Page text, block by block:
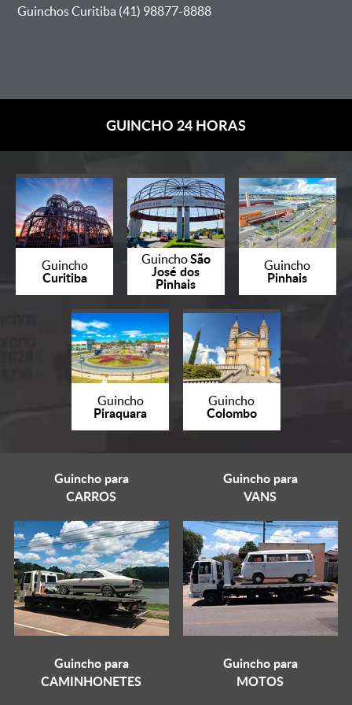
Guinchos Curitiba (41) 98877-8888
GUINCHO 24 HORAS
Guincho
Curitiba
GuinchoSão
José dos
Pinhais
Guincho
Pinhais
Guincho
Piraquara
Guincho
Colombo
Guincho para
CARROS
Guincho para
VANS
Guincho para
CAMINHONETES
Guincho para
MOTOS